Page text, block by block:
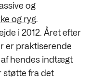
og
og ryg.
i 2012. Året efter
er praktiserende
af hendes indtægt
støtte fra det